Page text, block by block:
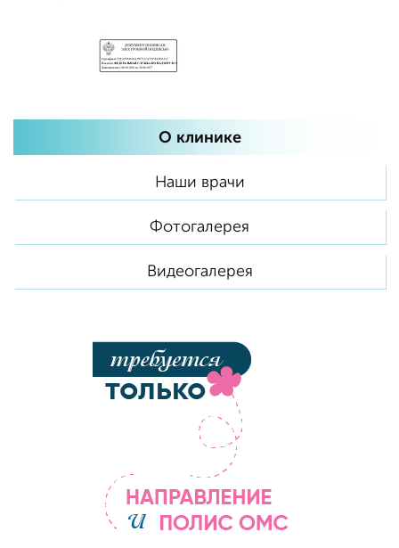
О клинике
Наши врачи
Фотогалерея
Видеогалерея